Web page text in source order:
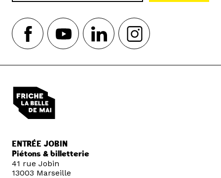
ENTRÉE JOBIN
Piétons & billetterie
41 rue Jobin
13003 Marseille